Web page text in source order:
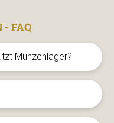
- FAQ
Münzenlager?